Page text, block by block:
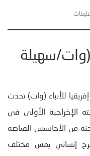
تونس 1 مارس 2022 (وات/سهيلة
للأنباء (وات) تحدث
الإخراجية الأولى في
من الأحاسيس الفياضة
طرح إنساني يمس مختلف